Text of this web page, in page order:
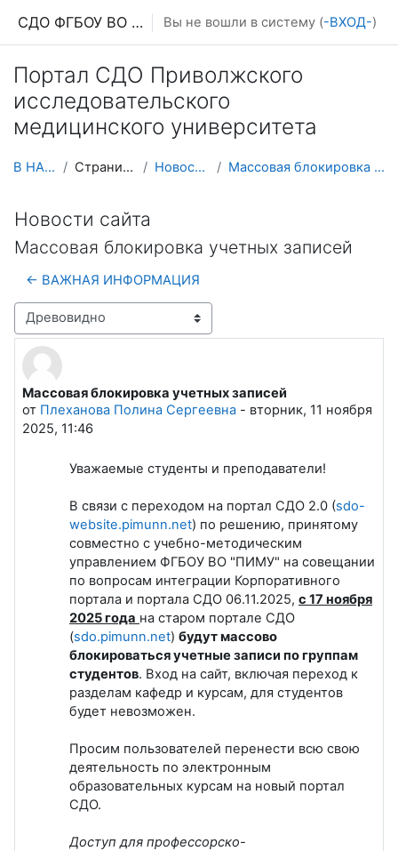
СДО ФГБОУ ВО ПИМУ МЗ РФ Вы не вошли в систему (-ВХОД-)
Портал СДО Приволжского
исследовательского
медицинского университета
В НАЧАЛО Страницы сайта Новости сайта Массовая блокировка учетных записей
Новости сайта
Массовая блокировка учетных записей
← ВАЖНАЯ ИНФОРМАЦИЯ
Режим отображения
Массовая блокировка учетных записей
от Плеханова Полина Сергеевна - вторник, 11 ноября
2025, 11:46
Количество ответов: 0
Уважаемые студенты и преподаватели!
В связи с переходом на портал СДО 2.0 (sdo-
website.pimunn.net) по решению, принятому
совместно с учебно-методическим
управлением ФГБОУ ВО "ПИМУ" на совещании
по вопросам интеграции Корпоративного
портала и портала СДО 06.11.2025, с 17 ноября
2025 года на старом портале СДО
(sdo.pimunn.net) будут массово
блокироваться учетные записи по группам
студентов. Вход на сайт, включая переход к
разделам кафедр и курсам, для студентов
будет невозможен.
Просим пользователей перенести всю свою
деятельность по электронным
образовательных курсам на новый портал
СДО.
Доступ для профессорско-